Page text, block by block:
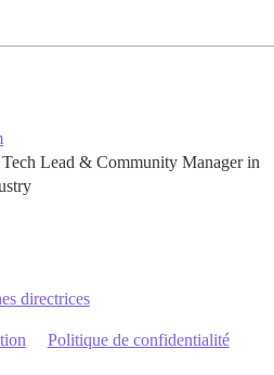
Lead & Community Manager in
directrices
Politique de confidentialité